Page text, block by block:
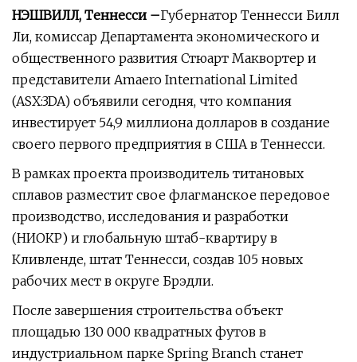
НЭШВИЛЛ, Теннесси –Губернатор Теннесси Билл
Ли, комиссар Департамента экономического и
общественного развития Стюарт Маквортер и
представители Amaero International Limited
(ASX:3DA) объявили сегодня, что компания
инвестирует 54,9 миллиона долларов в создание
своего первого предприятия в США в Теннесси.
В рамках проекта производитель титановых
сплавов разместит свое флагманское передовое
производство, исследования и разработки
(НИОКР) и глобальную штаб-квартиру в
Кливленде, штат Теннесси, создав 105 новых
рабочих мест в округе Брэдли.
После завершения строительства объект
площадью 130 000 квадратных футов в
индустриальном парке Spring Branch станет